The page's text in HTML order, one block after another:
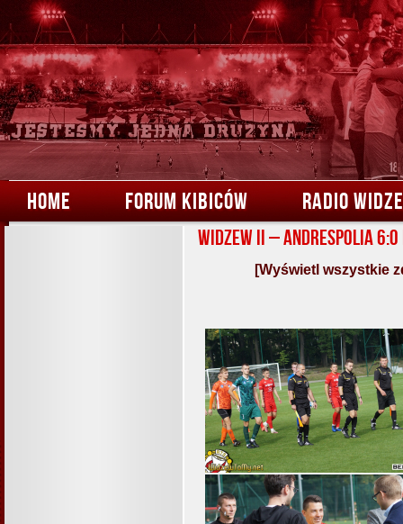
HOME FORUM KIBICÓW RADIO
Widzew II – Andrespolia
[Wyświetl wszystkie